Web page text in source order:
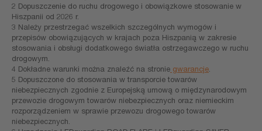
2 Dopuszczenie do ruchu drogowego i obowiązkowe stosowanie w
Hiszpanii od 2026 r.
3 Należy przestrzegać wszelkich szczególnych wymogów i
przepisów obowiązujących w krajach poza Hiszpanią w zakresie
stosowania i obsługi dodatkowego światła ostrzegawczego w ruchu
drogowym.
4 Dokładne warunki można znaleźć na stronie gwarancje.
5 Dopuszczone do stosowania w transporcie towarów
niebezpiecznych zgodnie z Europejską umową o międzynarodowym
przewozie drogowym towarów niebezpiecznych oraz niemieckim
rozporządzeniem w sprawie przewozu drogowego towarów
niebezpiecznych.